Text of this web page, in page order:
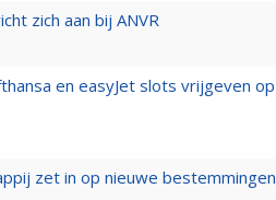
zich aan bij ANVR
en easyJet slots vrijgeven op
zet in op nieuwe bestemmingen